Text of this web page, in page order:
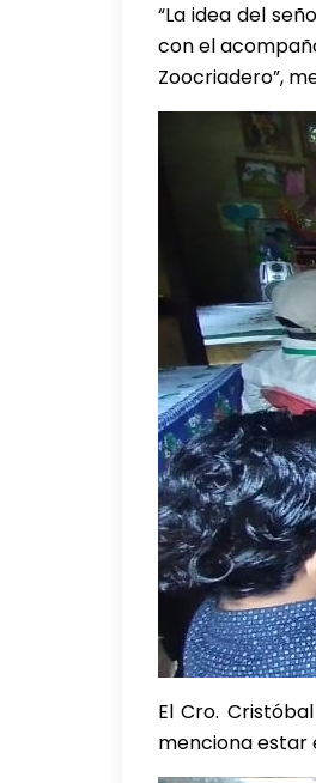
“La idea del
con el
Zoocriadero”,
El Cro.
menciona estar